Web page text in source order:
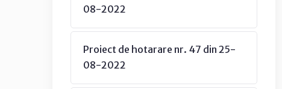
08-2022
Proiect de hotarare nr. 47 din 25-
08-2022